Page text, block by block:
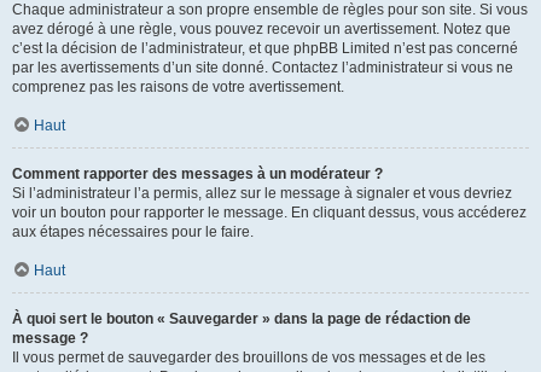
Chaque administrateur a son propre ensemble de règles pour son site. Si vous
avez dérogé à une règle, vous pouvez recevoir un avertissement. Notez que
c’est la décision de l’administrateur, et que phpBB Limited n’est pas concerné
par les avertissements d’un site donné. Contactez l’administrateur si vous ne
comprenez pas les raisons de votre avertissement.
Haut
Comment rapporter des messages à un modérateur ?
Si l’administrateur l’a permis, allez sur le message à signaler et vous devriez
voir un bouton pour rapporter le message. En cliquant dessus, vous accéderez
aux étapes nécessaires pour le faire.
Haut
À quoi sert le bouton « Sauvegarder » dans la page de rédaction de
message ?
Il vous permet de sauvegarder des brouillons de vos messages et de les